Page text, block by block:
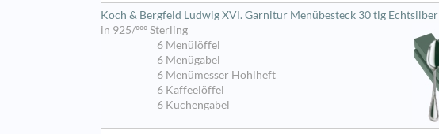
Koch & Bergfeld Ludwig XVI. Garnitur Menübesteck 30 tlg Echtsilber
in 925/ººº Sterling
6 Menülöffel
6 Menügabel
6 Menümesser Hohlheft
6 Kaffeelöffel
6 Kuchengabel